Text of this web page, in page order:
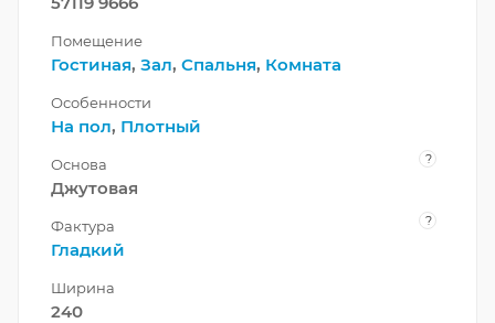
Помещение
Гостиная, Зал, Спальня, Комната
Особенности
На пол, Плотный
Основа ?
Джутовая
Фактура ?
Гладкий
Ширина
240